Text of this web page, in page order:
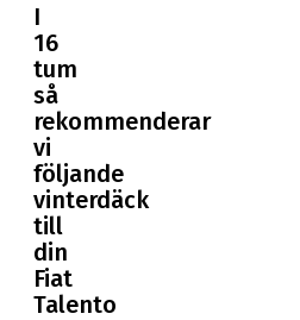
I
16
tum
så
rekommenderar
vi
följande
vinterdäck
till
din
Fiat
Talento